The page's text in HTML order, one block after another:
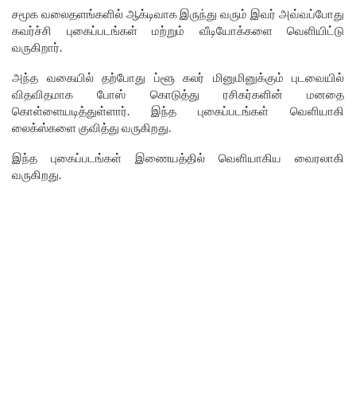
சமூக வலைதளங்களில் ஆக்டிவாக இருந்து வரும் இவர் அவ்வப்போது
கவர்ச்சி புகைப்படங்கள் மற்றும் வீடியோக்களை வெளியிட்டு
வருகிறார்.
அந்த வகையில் தற்போது ப்ளூ கலர் மினுமினுக்கும் புடவையில்
விதவிதமாக போஸ் கொடுத்து ரசிகர்களின் மனதை
கொள்ளையடித்துள்ளார். இந்த புகைப்படங்கள் வெளியாகி
லைக்ஸ்களை குவித்து வருகிறது.
இந்த புகைப்படங்கள் இணையத்தில் வெளியாகிய வைரலாகி
வருகிறது.